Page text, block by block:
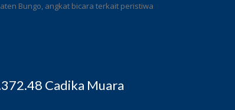
Bungo, angkat bicara terkait peristiwa
Cadika Muara